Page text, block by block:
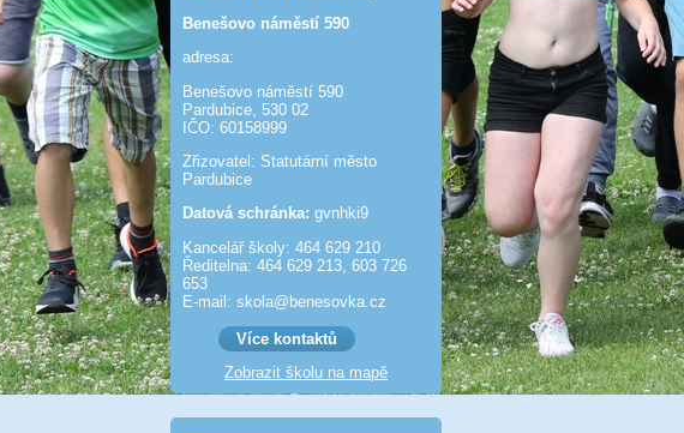
Benešovo náměstí 590
adresa:
Benešovo náměstí 590
Pardubice, 530 02
IČO: 60158999
Zřizovatel: Statutární město
Pardubice
Datová schránka: gvnhki9
Kancelář školy: 464 629 210
Ředitelna: 464 629 213, 603 726
653
E-mail: skola@benesov­ka.cz
Více kontaktů
Zobrazit školu na mapě